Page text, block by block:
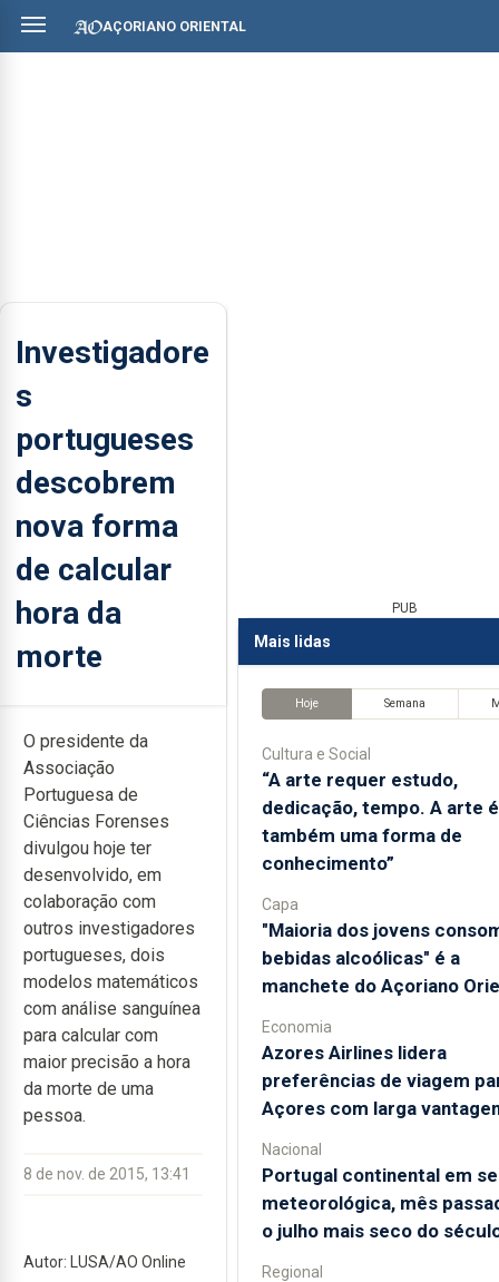
AÇORIANO ORIENTAL
Investigadore
s
portugueses
descobrem
nova forma
de calcular
hora da
morte
O presidente da
Associação
Portuguesa de
Ciências Forenses
divulgou hoje ter
desenvolvido, em
colaboração com
outros investigadores
portugueses, dois
modelos matemáticos
com análise sanguínea
para calcular com
maior precisão a hora
da morte de uma
pessoa.
8 de nov. de 2015, 13:41
Autor: LUSA/AO Online
PUB
Mais lidas
Hoje Semana
Cultura e Social
“A arte requer estudo,
dedicação, tempo. A arte é
também uma forma de
conhecimento”
Capa
"Maioria dos jovens
bebidas alcoólicas" é a
manchete do Açoriano
Economia
Azores Airlines lidera
preferências de viagem
Açores com larga
Nacional
Portugal continental em
meteorológica, mês
o julho mais seco do
Regional